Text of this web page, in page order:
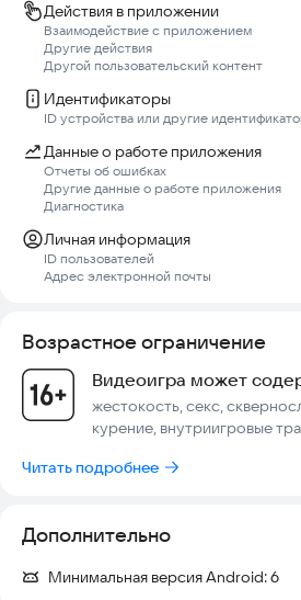
Действия в приложении
Взаимодействие с приложением
Другие действия
Другой пользовательский контент
Идентификаторы
ID устройства или другие
Данные о работе приложения
Отчеты об ошибках
Другие данные о работе приложения
Диагностика
Личная информация
ID пользователей
Адрес электронной почты
Возрастное ограничение
Видеоигра может
жестокость, секс,
курение, внутриигровые
Читать подробнее
Дополнительно
Минимальная версия Android:6